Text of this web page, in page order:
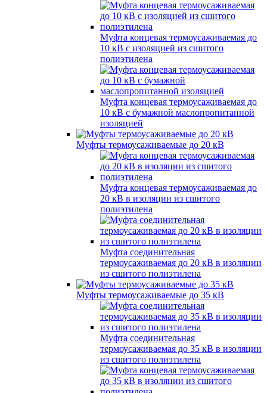
Муфта концевая термоусаживаемая до
10 кВ с изоляцией из сшитого
полиэтилена
Муфта концевая термоусаживаемая до
10 кВ с бумажной маслопропитанной
изоляцией
Муфты термоусаживаемые до 20 кВ
Муфта концевая термоусаживаемая до
20 кВ в изоляции из сшитого
полиэтилена
Муфта соединительная
термоусаживаемая до 20 кВ в изоляции
из сшитого полиэтилена
Муфты термоусаживаемые до 35 кВ
Муфта соединительная
термоусаживаемая до 35 кВ в изоляции
из сшитого полиэтилена